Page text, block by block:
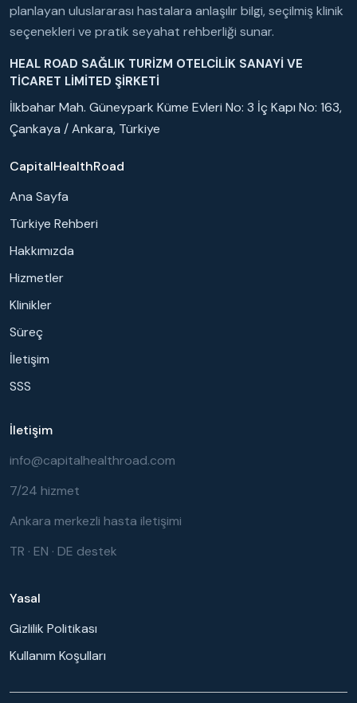
planlayan uluslararası hastalara anlaşılır bilgi, seçilmiş klinik
seçenekleri ve pratik seyahat rehberliği sunar.
HEAL ROAD SAĞLIK TURİZM OTELCİLİK SANAYİ VE
TİCARET LİMİTED ŞİRKETİ
İlkbahar Mah. Güneypark Küme Evleri No: 3 İç Kapı No: 163,
Çankaya / Ankara, Türkiye
CapitalHealthRoad
Ana Sayfa
Türkiye Rehberi
Hakkımızda
Hizmetler
Klinikler
Süreç
İletişim
SSS
İletişim
info@capitalhealthroad.com
7/24 hizmet
Ankara merkezli hasta iletişimi
TR · EN · DE destek
Yasal
Gizlilik Politikası
Kullanım Koşulları